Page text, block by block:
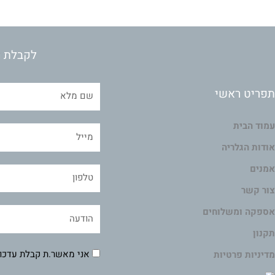
תפריט ראשי
עמוד הבית
אודות הגלריה
אמנים
צור קשר
אספקה ומשלוחים
תקנון
מדיניות פרטיות
לקבלת
אני מאשר.ת קבלת